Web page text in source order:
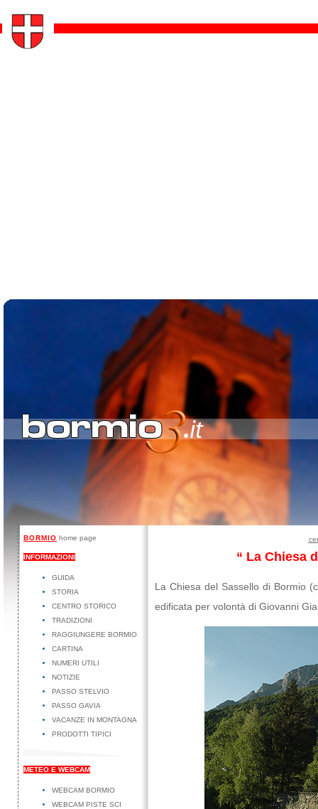
“ La Chiesa
La Chiesa del Sassello di Bormio
edificata per volontà di Giovanni
BORMIO home page
INFORMAZIONI
GUIDA
STORIA
CENTRO STORICO
TRADIZIONI
RAGGIUNGERE BORMIO
CARTINA
NUMERI UTILI
NOTIZIE
PASSO STELVIO
PASSO GAVIA
VACANZE IN MONTAGNA
PRODOTTI TIPICI
METEO E WEBCAM
WEBCAM BORMIO
WEBCAM PISTE SCI